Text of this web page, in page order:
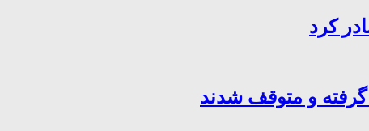
کرد
و متوقف شدند